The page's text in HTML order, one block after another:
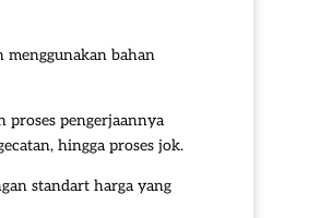
bahan
proses pengerjaannya
hingga proses jok.
standart harga yang